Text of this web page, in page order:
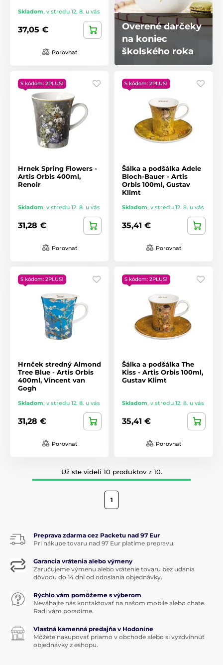
Skladom, v stredu 12. 8. u vás
37,05 €
Porovnať
Overené darčeky
na koniec
školského roka
S kódom: 2PLUS1
Hrnek Spring Flowers -
Artis Orbis 400ml,
Renoir
Skladom, v stredu 12. 8. u vás
31,28 €
Porovnať
S kódom: 2PLUS1
Šálka ​​a podšálka Adele
Bloch-Bauer - Artis
Orbis 100ml, Gustav
Klimt
Skladom, v stredu 12. 8. u vás
35,41 €
Porovnať
S kódom: 2PLUS1
Hrnček stredný Almond
Tree Blue - Artis Orbis
400ml, Vincent van
Gogh
Skladom, v stredu 12. 8. u vás
31,28 €
Porovnať
S kódom: 2PLUS1
Šálka ​​a podšálka The
Kiss - Artis Orbis 100ml,
Gustav Klimt
Skladom, v stredu 12. 8. u vás
35,41 €
Porovnať
Už ste videli 10 produktov z 10.
1
Preprava zdarma cez Packetu nad 97 Eur
Pri nákupe tovaru nad 97 Eur platíme prepravu.
Garancia vrátenia alebo výmeny
Zaručujeme výmenu alebo vrátenie tovaru bez udania
dôvodu do 14 dní od odoslania objednávky.
Rýchlo vám pomôžeme s výberom
Neváhajte nás kontaktovať na našom mobile alebo chate.
Radi vám poradíme.
Vlastná kamenná predajňa v Hodoníne
Môžete nakupovať priamo v obchode alebo si vyzdvihnúť
objednávky z eshopu.